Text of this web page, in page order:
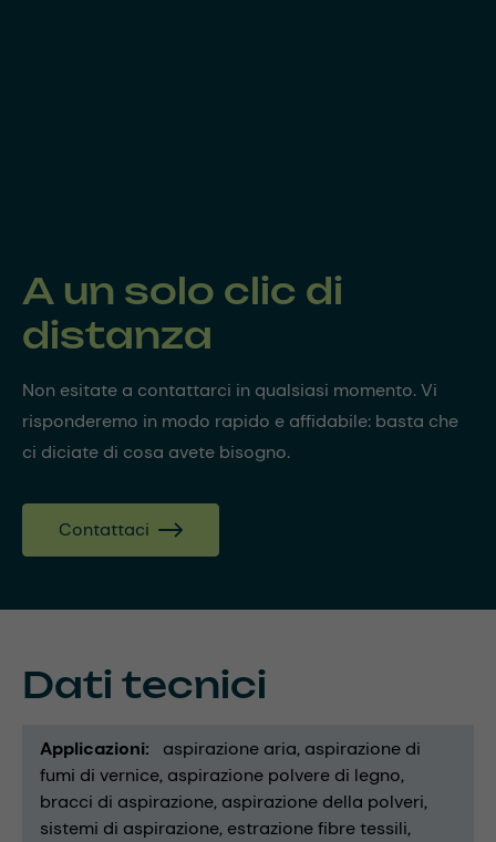
A un solo clic di
distanza
Non esitate a contattarci in qualsiasi momento. Vi
risponderemo in modo rapido e affidabile: basta che
ci diciate di cosa avete bisogno.
Contattaci
Dati tecnici
Applicazioni aspirazione aria aspirazione di
fumi di vernice aspirazione polvere di legno
bracci di aspirazione aspirazione della polveri
sistemi di aspirazione estrazione fibre tessili